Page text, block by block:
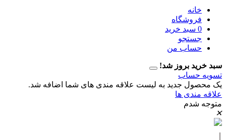
سبد خرید
من
بروز شد!
جدید به لیست علاقه مندی های شما اضافه شد.
ها